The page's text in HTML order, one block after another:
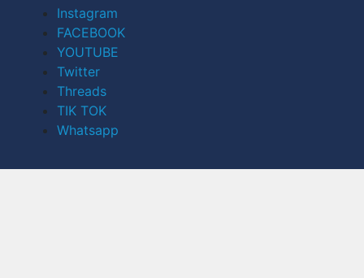
Instagram
FACEBOOK
YOUTUBE
Twitter
Threads
TIK TOK
Whatsapp